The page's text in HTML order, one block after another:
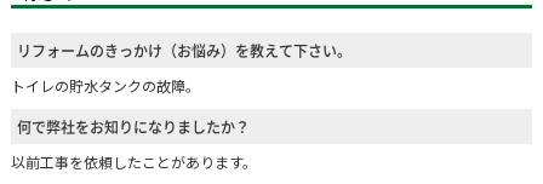
リフォームのきっかけ（お悩み）を教えて下さい。
トイレの貯水タンクの故障。
何で弊社をお知りになりましたか？
以前工事を依頼したことがあります。